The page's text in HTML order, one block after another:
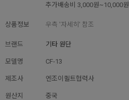
추가배송비 3,000원~10,000원
상품정보 우측 '자세히' 참조
브랜드 기타 원단
모델명 CF-13
제조사 엔조이퀼트협력사
원산지 중국